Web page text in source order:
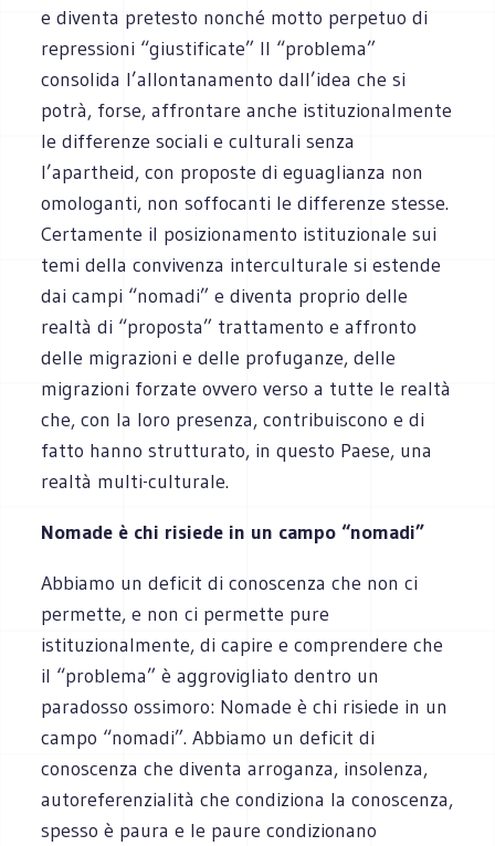
e diventa pretesto nonché motto perpetuo di
repressioni “giustificate” Il “problema”
consolida l’allontanamento dall’idea che si
potrà, forse, affrontare anche istituzionalmente
le differenze sociali e culturali senza
l’apartheid, con proposte di eguaglianza non
omologanti, non soffocanti le differenze stesse.
Certamente il posizionamento istituzionale sui
temi della convivenza interculturale si estende
dai campi “nomadi” e diventa proprio delle
realtà di “proposta” trattamento e affronto
delle migrazioni e delle profuganze, delle
migrazioni forzate ovvero verso a tutte le realtà
che, con la loro presenza, contribuiscono e di
fatto hanno strutturato, in questo Paese, una
realtà multi-culturale.
Nomade è chi risiede in un campo “nomadi”
Abbiamo un deficit di conoscenza che non ci
permette, e non ci permette pure
istituzionalmente, di capire e comprendere che
il “problema” è aggrovigliato dentro un
paradosso ossimoro: Nomade è chi risiede in un
campo “nomadi”. Abbiamo un deficit di
conoscenza che diventa arroganza, insolenza,
autoreferenzialità che condiziona la conoscenza,
spesso è paura e le paure condizionano